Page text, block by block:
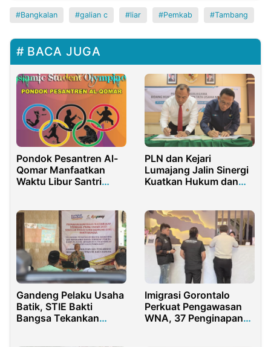
Bangkalan galian c liar Pemkab Tambang
BACA JUGA
Pondok Pesantren Al-
Qomar Manfaatkan
Waktu Libur Santri
PLN dan Kejari
Lumajang Jalin Sinergi
Kuatkan Hukum dan
Gandeng Pelaku Usaha
Batik, STIE Bakti
Bangsa Tekankan
Imigrasi Gorontalo
Perkuat Pengawasan
WNA, 37 Penginapan